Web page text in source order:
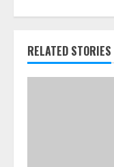
RELATED STORIES